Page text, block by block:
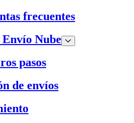
frecuentes
Nube
pasos
de envíos